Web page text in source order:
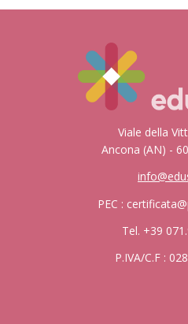
Viale della
Ancona (AN) -
PEC :
Tel. +39
P.IVA/C.F :